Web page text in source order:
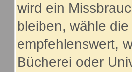
wird ein
bleiben, wähle
empfehlenswert,
Bücherei oder